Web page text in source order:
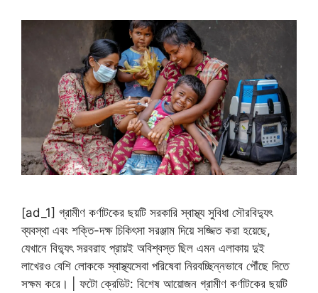
[ad_1] গ্রামীণ কর্ণাটকের ছয়টি সরকারি স্বাস্থ্য সুবিধা সৌরবিদ্যুৎ
ব্যবস্থা এবং শক্তি-দক্ষ চিকিৎসা সরঞ্জাম দিয়ে সজ্জিত করা হয়েছে,
যেখানে বিদ্যুৎ সরবরাহ প্রায়ই অবিশ্বস্ত ছিল এমন এলাকায় দুই
লাখেরও বেশি লোককে স্বাস্থ্যসেবা পরিষেবা নিরবচ্ছিন্নভাবে পৌঁছে দিতে
সক্ষম করে। | ফটো ক্রেডিট: বিশেষ আয়োজন গ্রামীণ কর্ণাটকের ছয়টি